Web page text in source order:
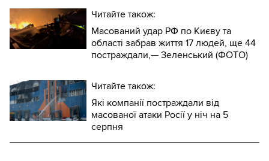
Читайте також:
Масований удар РФ по Києву та
області забрав життя 17 людей, ще 44
постраждали,— Зеленський (ФОТО)
Читайте також:
Які компанії постраждали від
масованої атаки Росії у ніч на 5
серпня